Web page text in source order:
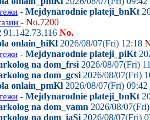
- Mejdynarodnie plateji_bnKt
- No.7200
91.142.73.116 No.
onlain_hiKl 2026/08/07(Fri) 12:18
- Mejdynarodnie plateji_piKt
na dom_frsi 2026/08/07(Fri)
na dom_gcsi 2026/08/07(Fri)
onlain_pmKl 2026/08/07(Fri) 09:42
- Mejdynarodnie plateji_bnKt
na dom_vamn 2026/08/
na dom_iaSi 2026/08/07(Fri)